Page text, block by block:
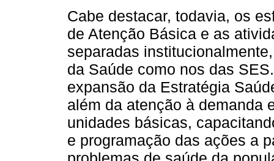
Cabe destacar, todavia, os
de Atenção Básica e as
separadas
da Saúde como nos das
expansão da Estratégia
além da atenção à demanda
unidades básicas,
e programação das ações a